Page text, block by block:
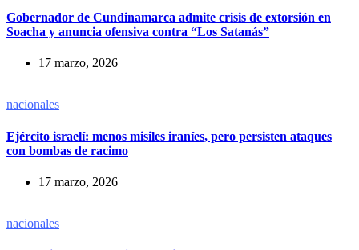
Gobernador de Cundinamarca admite crisis de extorsión en
Soacha y anuncia ofensiva contra “Los Satanás”
17 marzo, 2026
nacionales
Ejército israelí: menos misiles iraníes, pero persisten ataques
con bombas de racimo
17 marzo, 2026
nacionales